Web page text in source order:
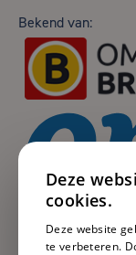
Bekend van:
Deze
cookies.
Deze website
te verbeteren.